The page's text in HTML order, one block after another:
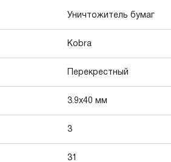
Уничтожитель бумаг
Kobra
Перекрестный
3.9x40 мм
3
31